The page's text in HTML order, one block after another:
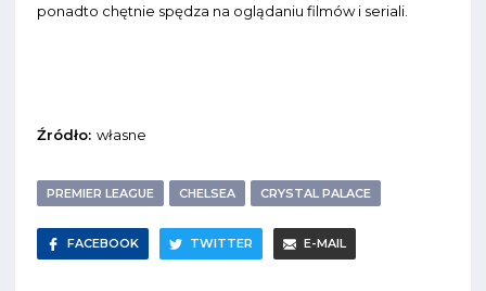
ponadto chętnie spędza na oglądaniu filmów i seriali.
Źródło: własne
PREMIER LEAGUE CHELSEA CRYSTAL PALACE
FACEBOOK TWITTER E-MAIL